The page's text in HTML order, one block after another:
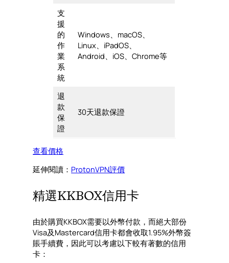
支
援
的
作
業
系
統
Windows、macOS、
Linux、iPadOS、
Android、iOS、Chrome等
退
款
保
證
30天退款保證
查看價格
延伸閱讀： ProtonVPN評價
精選KKBOX信用卡
由於購買KKBOX需要以外幣付款，而絕大部份
Visa及Mastercard信用卡都會收取1.95%外幣簽
賬手續費，因此可以考慮以下較有著數的信用
卡：